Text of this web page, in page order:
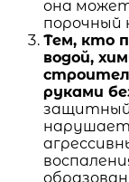
она может
порочный
Тем, кто
водой,
руками
защитный